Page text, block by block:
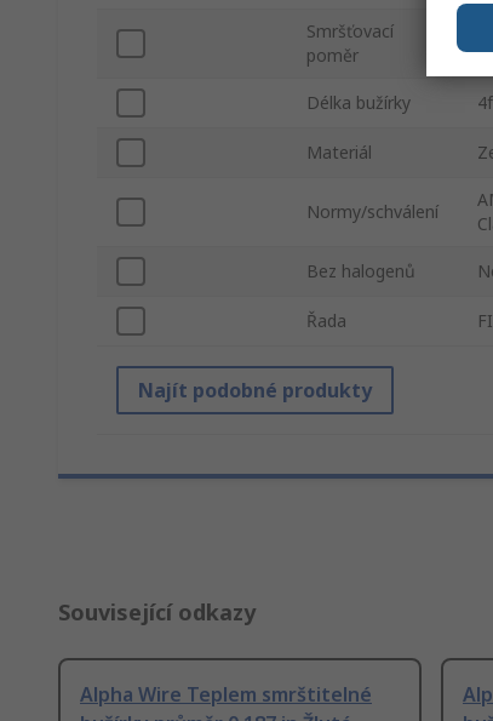
Smršťovací
poměr
Délka bužírky
Materiál
Normy/schválení
Bez halogenů
Řada
Najít podobné produkty
Související odkazy
Alpha Wire Teplem smrštitelné